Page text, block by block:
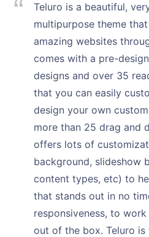
Teluro is a beautiful,
multipurpose theme
amazing websites
comes with a pre-
designs and over 35
that you can easily
design your own
more than 25 drag and
offers lots of
background, slideshow
content types, etc) to
that stands out in no
responsiveness, to
out of the box. Teluro